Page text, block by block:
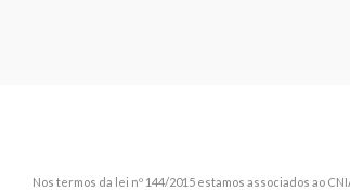
Nos termos da lei nº 144/2015 estamos associados ao